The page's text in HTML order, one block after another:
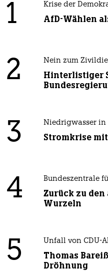
1 Krise der
AfD-Wählen
2 Nein zum
Hinterlistiger
3 Niedrigwasser in
Stromkrise
4 Bundeszentrale
Zurück zu
Wurzeln
5 Unfall von CDU-
Thomas
Dröhnung